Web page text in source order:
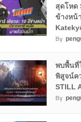
สุดโหด
ข้างหน้
By
พบพื้นที่
พิสูจน์ค
STILL
By